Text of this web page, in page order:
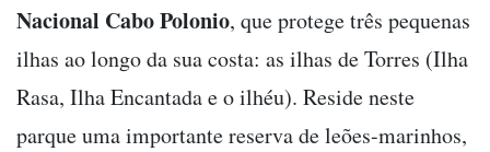
Nacional Cabo Polonio, que protege três pequenas
ilhas ao longo da sua costa: as ilhas de Torres (Ilha
Rasa, Ilha Encantada e o ilhéu). Reside neste
parque uma importante reserva de leões-marinhos,